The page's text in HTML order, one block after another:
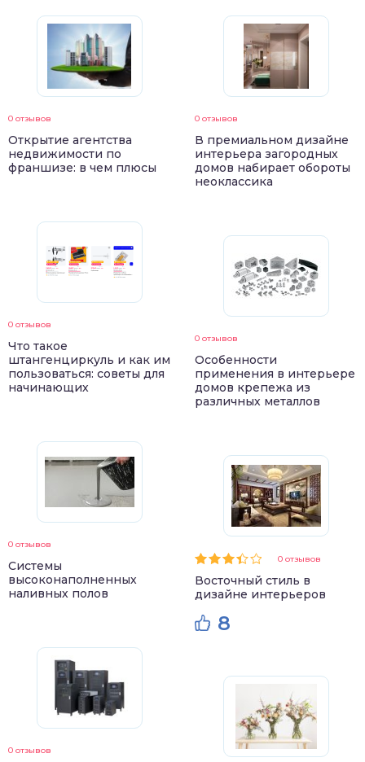
0 отзывов
Открытие агентства
недвижимости по
франшизе: в чем плюсы
0 отзывов
Что такое
штангенциркуль и как им
пользоваться: советы для
начинающих
0 отзывов
Системы
высоконаполненных
наливных полов
0 отзывов
0 отзывов
В премиальном дизайне
интерьера загородных
домов набирает обороты
неоклассика
0 отзывов
Особенности
применения в интерьере
домов крепежа из
различных металлов
0 отзывов
Восточный стиль в
дизайне интерьеров
8